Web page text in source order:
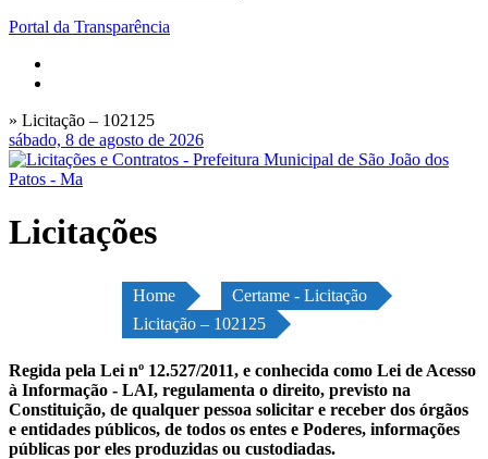
Portal da Transparência
» Licitação – 102125
sábado, 8 de agosto de 2026
Licitações
Home
Certame - Licitação
Licitação – 102125
Regida pela Lei nº 12.527/2011, e conhecida como Lei de Acesso
à Informação - LAI, regulamenta o direito, previsto na
Constituição, de qualquer pessoa solicitar e receber dos órgãos
e entidades públicos, de todos os entes e Poderes, informações
públicas por eles produzidas ou custodiadas.